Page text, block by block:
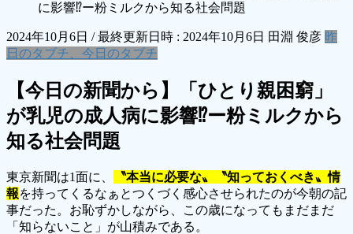
に影響⁉ー粉ミルクから知る社会問題
2024年10月6日 / 最終更新日時 : 2024年10月6日 田淵 俊彦 昨
日のタブチ、今日のタブチ
【今日の新聞から】「ひとり親困窮」
が乳児の成人病に影響⁉ー粉ミルクから
知る社会問題
東京新聞は1面に、
〝本当に必要な〟〝知っておくべき〟情
報を持ってくるなぁとつくづく感心させられたのが今朝の記
事だった。お恥ずかしながら、この歳になってもまだまだ
「知らないこと」が山積みである。